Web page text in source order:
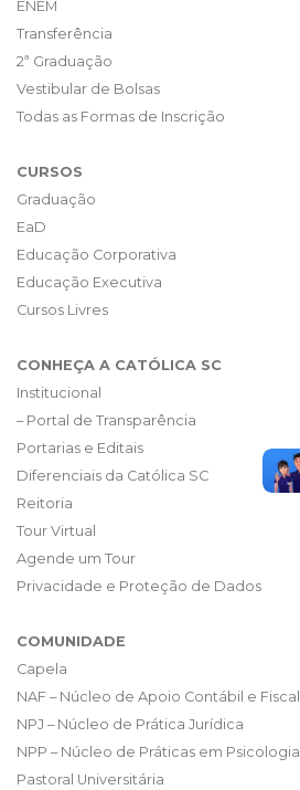
ENEM
Transferência
2ª Graduação
Vestibular de Bolsas
Todas as Formas de Inscrição
CURSOS
Graduação
EaD
Educação Corporativa
Educação Executiva
Cursos Livres
CONHEÇA A CATÓLICA SC
Institucional
– Portal de Transparência
Portarias e Editais
Diferenciais da Católica SC
Reitoria
Tour Virtual
Agende um Tour
Privacidade e Proteção de Dados
COMUNIDADE
Capela
NAF – Núcleo de Apoio Contábil e Fiscal
NPJ – Núcleo de Prática Jurídica
NPP – Núcleo de Práticas em Psicologia
Pastoral Universitária